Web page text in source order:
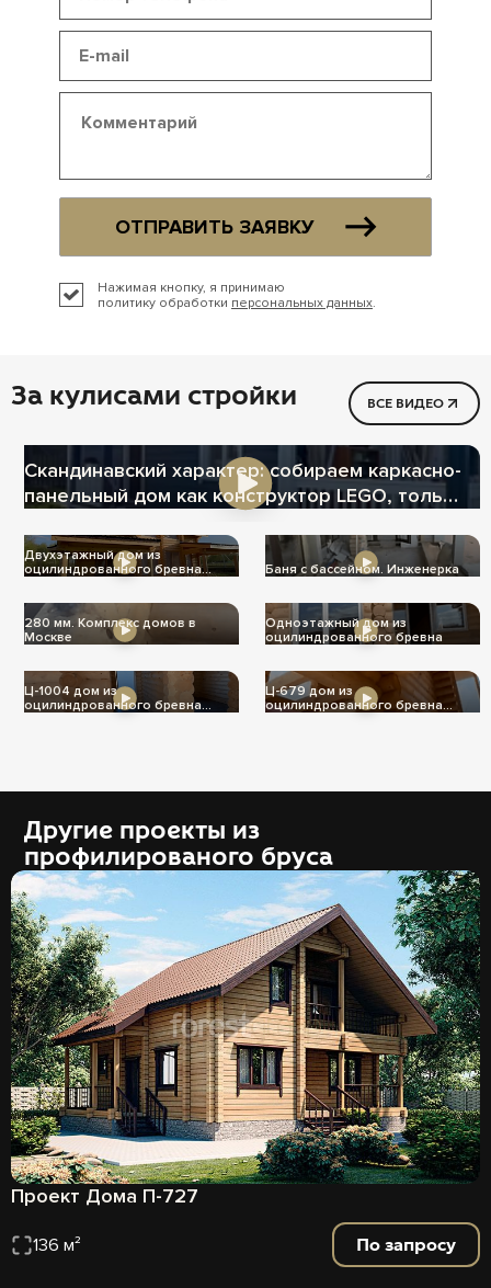
ОТПРАВИТЬ ЗАЯВКУ
Нажимая кнопку, я принимаю
политику обработки персональных данных.
За кулисами стройки ВСЕ ВИДЕО
Скандинавский характер: собираем каркасно-
панельный дом как конструктор LEGO, только
Двухэтажный дом из
оцилиндрованного бревна
Баня с бассейном. Инженерка
280 мм. Комплекс домов в
Москве
Одноэтажный дом из
оцилиндрованного бревна
Ц-1004 дом из
оцилиндрованного бревна
Ц-679 дом из
оцилиндрованного бревна
Другие проекты из
профилированого бруса
Проект Дома П-727
136 м² По запросу